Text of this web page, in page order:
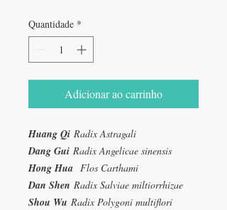
Quantidade *
Adicionar ao carrinho
Huang Qi Radix Astragali
Dang Gui Radix Angelicae sinensis
Hong Hua Flos Carthami
Dan Shen Radix Salviae miltiorrhizae
Shou Wu Radix Polygoni multiflori